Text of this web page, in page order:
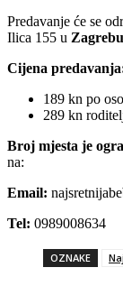
Predavanje će se
Ilica 155 u
Cijena
189 kn po
289 kn
Broj mjesta je
na:
Email:
Tel: 0989008634
OZNAKE